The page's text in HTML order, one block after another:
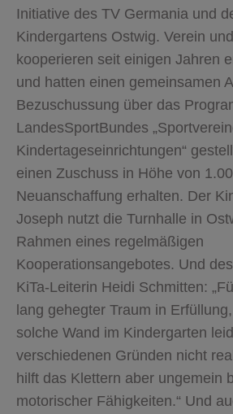
Initiative des TV Germania und
Kindergartens Ostwig. Verein
kooperieren seit einigen Jahren
und hatten einen gemeinsamen
Bezuschussung über das
LandesSportBundes
Kindertageseinrichtungen“
einen Zuschuss in Höhe von
Neuanschaffung erhalten. Der
Joseph nutzt die Turnhalle in
Rahmen eines regelmäßigen
Kooperationsangebotes. Und
KiTa-Leiterin Heidi Schmitten:
lang gehegter Traum in
solche Wand im Kindergarten
verschiedenen Gründen nicht
hilft das Klettern aber ungemein
motorischer Fähigkeiten.“ Und